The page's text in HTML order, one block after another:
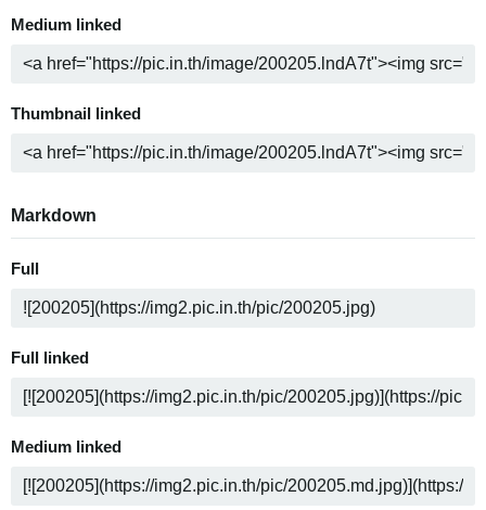
Medium linked
Thumbnail linked
Markdown
Full
Full linked
Medium linked